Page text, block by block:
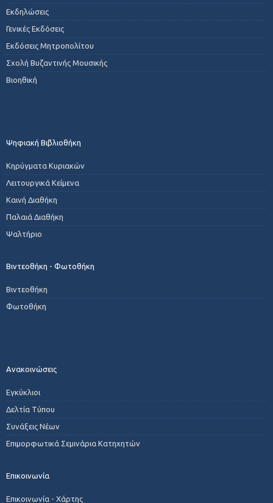
Εκδηλώσεις
Γενικές Εκδόσεις
Εκδόσεις Μητροπολίτου
Σχολή Βυζαντινής Μουσικής
Βιοηθική
Ψηφιακή Βιβλιοθήκη
Κηρύγματα Κυριακών
Λειτουργικά Κείμενα
Καινή Διαθήκη
Παλαιά Διαθήκη
Ψαλτήριο
Βιντεοθήκη - Φωτοθήκη
Βιντεοθήκη
Φωτοθήκη
Ανακοινώσεις
Εγκύκλιοι
Δελτία Τύπου
Συνάξεις Νέων
Επιμορφωτικά Σεμινάρια Κατηχητών
Επικοινωνία
Επικοινωνία - Χάρτης